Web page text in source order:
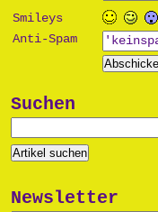
Smileys
Anti-Spam
Suchen
Newsletter